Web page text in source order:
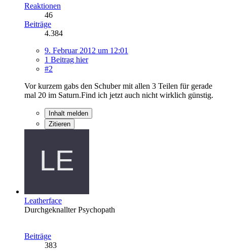
Reaktionen
46
Beiträge
4.384
9. Februar 2012 um 12:01
1 Beitrag hier
#2
Vor kurzem gabs den Schuber mit allen 3 Teilen für gerade
mal 20 im Saturn.Find ich jetzt auch nicht wirklich günstig.
Inhalt melden
Zitieren
Leatherface
Durchgeknallter Psychopath
Beiträge
383